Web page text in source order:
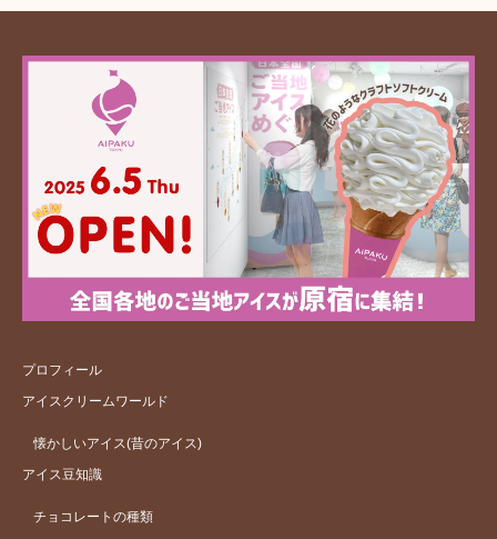
プロフィール
アイスクリームワールド
懐かしいアイス(昔のアイス)
アイス豆知識
チョコレートの種類